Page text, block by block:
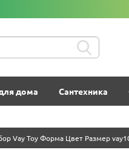
дома Сантехника
Vay Toy Форма Цвет Размер